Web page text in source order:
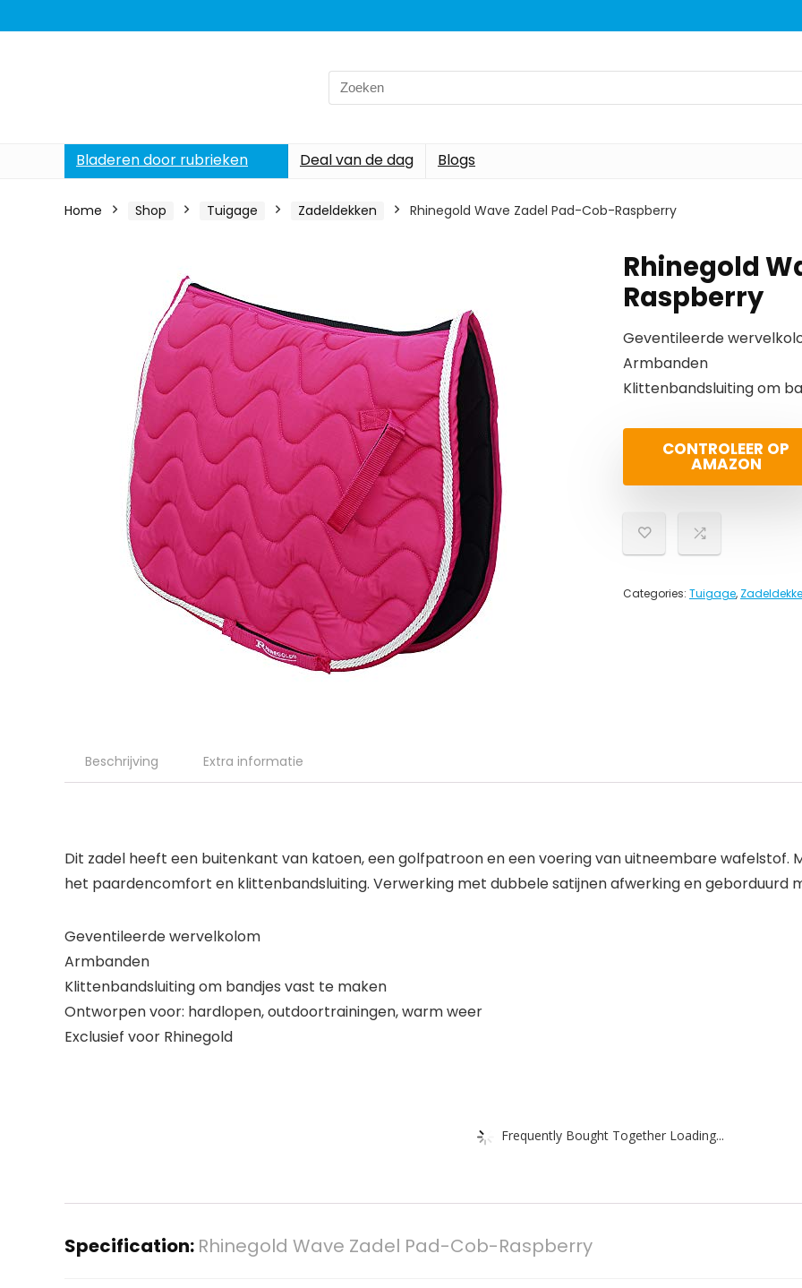
Search
for:
Bladeren door rubrieken Deal van de dag Blogs
Home Shop Tuigage Zadeldekken Rhinegold Wave Zadel Pad-Cob-Raspberry
Rhinegold
Raspberry
Geventileerde
Armbanden
Klittenbandsluiting om
CONTROLEER OP
AMAZON
Categories: Tuigage,
Beschrijving Extra informatie
Dit zadel heeft een buitenkant van katoen, een golfpatroon en een voering van uitneembare
het paardencomfort en klittenbandsluiting. Verwerking met dubbele satijnen afwerking en geborduurd
Geventileerde wervelkolom
Armbanden
Klittenbandsluiting om bandjes vast te maken
Ontworpen voor: hardlopen, outdoortrainingen, warm weer
Exclusief voor Rhinegold
Frequently Bought Together Loading...
Specification: Rhinegold Wave Zadel Pad-Cob-Raspberry